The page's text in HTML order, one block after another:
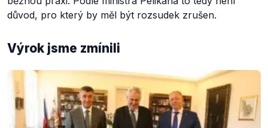
důvod, pro který by měl být rozsudek zrušen.
Výrok jsme zmínili